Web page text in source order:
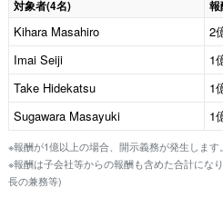
対象者(4名) 報
Kihara Masahiro
2
Imai Seiji
1
Take Hidekatsu
1
Sugawara Masayuki
1
※報酬が1億以上の場合、開示義務が発生します。
※報酬は子会社等からの報酬も含めた合計にな
長の兼務等)